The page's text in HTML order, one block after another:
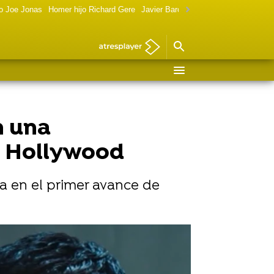
Joe Jonas Homer hijo Richard Gere Javier Bardem política
una
Hollywood
en el primer avance de